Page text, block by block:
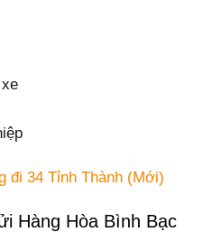
đi 34 Tỉnh Thành (Mới)
Hàng Hòa Bình Bạc